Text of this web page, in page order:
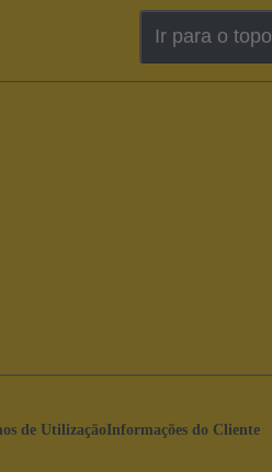
Ir para o topo
de UtilizaçãoInformações do Cliente